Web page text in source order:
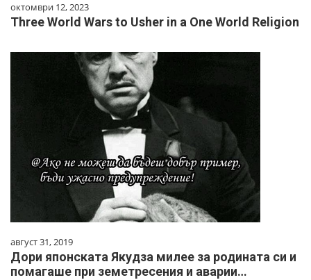
октомври 12, 2023
Three World Wars to Usher in a One World Religion
август 31, 2019
Дори японската Якудза милее за родината си и
помагаше при земетресения и аварии…